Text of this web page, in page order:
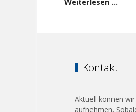
Kontakt
Aktuell können
aufnehmen.